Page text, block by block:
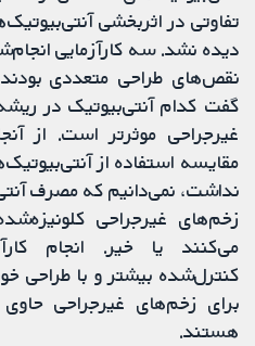
دیده نشد. سه کارآزمایی
نقص‌های طراحی متعددی
غیرجراحی موثرتر است. از
مقایسه استفاده از
نداشت، نمی‌دانیم که مصرف
می‌کنند یا خیر. انجام
کنترل‌شده بیشتر و با طراحی
هستند.